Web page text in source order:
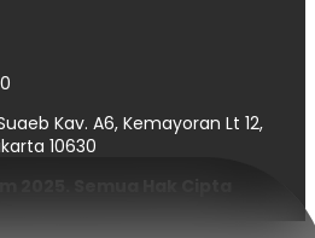
Kav. A6, Kemayoran Lt 12,
10630
2025. Semua Hak Cipta